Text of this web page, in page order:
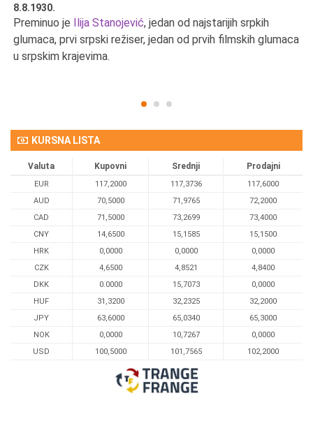
8.8.1930.
Preminuo je Ilija Stanojević, jedan od najstarijih srpkih
glumaca, prvi srpski režiser, jedan od prvih filmskih glumaca
u srpskim krajevima.
KURSNA LISTA
Valuta Kupovni Srednji Prodajni
EUR 117,2000 117,3736
117,6000
AUD
70,5000 71,9765
72,2000
CAD
71,5000 73,2699
73,4000
CNY
14,6500 15,1585
15,1500
HRK
0,0000 0,0000
0,0000
CZK
4,6500 4,8521
4,8400
DKK
0.0000 15,7073
0,0000
HUF
31,3200 32,2325
32,2000
JPY
63,6000 65,0340
65,3000
NOK
0,0000 10,7267
0,0000
USD
100,5000 101,7565 102,2000